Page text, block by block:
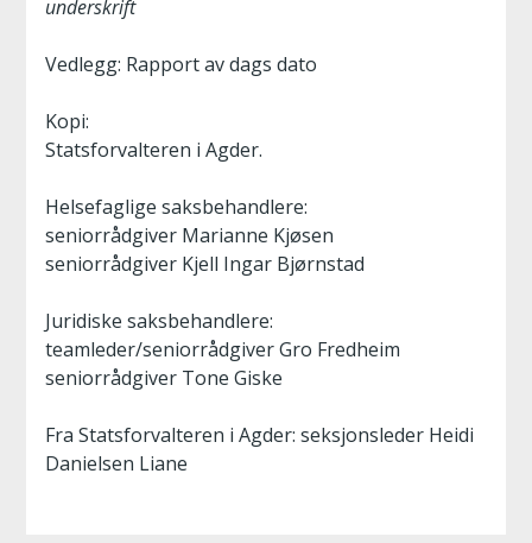
underskrift
Vedlegg: Rapport av dags dato
Kopi:
Statsforvalteren i Agder.
Helsefaglige saksbehandlere:
seniorrådgiver Marianne Kjøsen
seniorrådgiver Kjell Ingar Bjørnstad
Juridiske saksbehandlere:
teamleder/seniorrådgiver Gro Fredheim
seniorrådgiver Tone Giske
Fra Statsforvalteren i Agder: seksjonsleder Heidi
Danielsen Liane